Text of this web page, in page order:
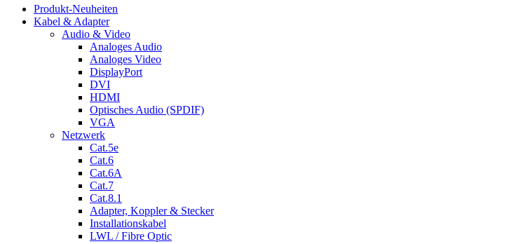
Produkt-Neuheiten
Kabel & Adapter
Audio & Video
Analoges Audio
Analoges Video
DisplayPort
DVI
HDMI
Optisches Audio (SPDIF)
VGA
Netzwerk
Cat.5e
Cat.6
Cat.6A
Cat.7
Cat.8.1
Adapter, Koppler & Stecker
Installationskabel
LWL / Fibre Optic